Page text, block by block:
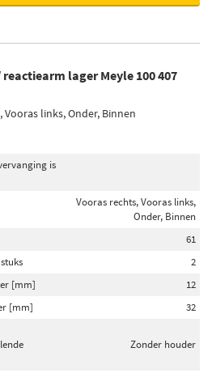
lager Meyle 100 407
Vooras links, Onder, Binnen
is
Vooras rechts, Vooras links,
Onder, Binnen
61
2
[mm]
12
[mm]
32
Zonder houder